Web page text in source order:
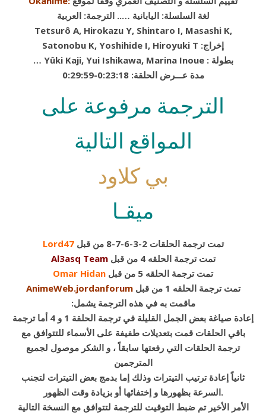
لغة السلسلة: اليابانية ….. الترجمة: العربية
Tetsurô A, Hirokazu Y, Shintaro I, Masashi K,
Satonobu K, Yoshihide I, Hiroyuki T :إخراج
… Yûki Kaji, Yui Ishikawa, Marina Inoue : بطولة
0:29:59-0:23:18 :مدة عـــرض الحلقة
الترجمة مرفوعة على
المواقع التالية
بي كلاود
ميقـا
Lord47
تمت ترجمة الحلقات 2-3-6-7-8 من قبل
Al3asq Team
تمت ترجمة الحلقه 4 من قبل
Omar Hidan
تمت ترجمة الحلقه 5 من قبل
AnimeWeb.jordanforum
تمت ترجمة الحلقه 1 من قبل
:ماقمت به في هذه الترجمة يشمل
إعادة صياغة بعض الجمل القليلة في ترجمة الحلقة 1 و 4 أما ترجمة
باقي الحلقات قمت بتعديلات طفيفة على الأسماء للتتوافق مع
ترجمة الحلقات التي رفعتها سابقاً ، و الشكر موصول لجميع
المترجمين
ثانياً إعادة ترتيب التيترات وذلك إما بدمج بعض التيترات لتجنب
السرعة بظهورها و إختفائها أو بزيادة وقت الظهور.
الأمر الأخير تم ضبط التوقيت للترجمة لتتوافق مع النسخة التالية